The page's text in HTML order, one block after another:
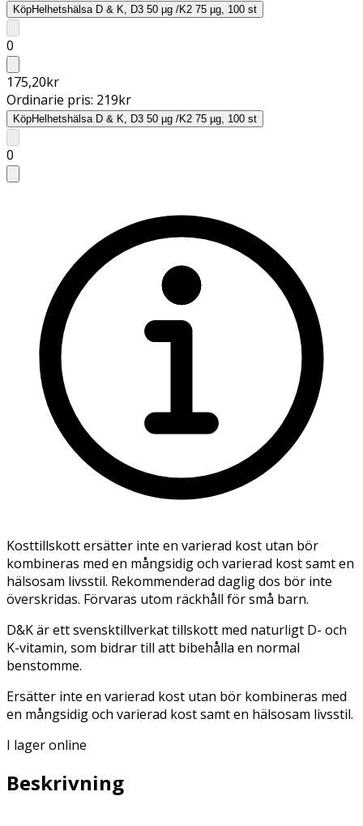
KöpHelhetshälsa D & K, D3 50 µg /K2 75 µg, 100 st
0
175,20kr
Ordinarie pris: 219kr
KöpHelhetshälsa D & K, D3 50 µg /K2 75 µg, 100 st
0
Kosttillskott ersätter inte en varierad kost utan bör
kombineras med en mångsidig och varierad kost samt en
hälsosam livsstil. Rekommenderad daglig dos bör inte
överskridas. Förvaras utom räckhåll för små barn.
D&K är ett svensktillverkat tillskott med naturligt D- och
K-vitamin, som bidrar till att bibehålla en normal
benstomme.
Ersätter inte en varierad kost utan bör kombineras med
en mångsidig och varierad kost samt en hälsosam livsstil.
I lager online
Beskrivning